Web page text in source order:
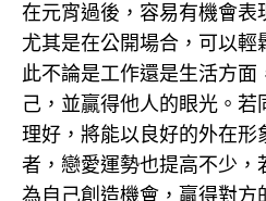
在元宵過後，容易有機會表
尤其是在公開場合，可以輕
此不論是工作還是生活方面
己，並贏得他人的眼光。
理好，將能以良好的外在形
者，戀愛運勢也提高不少，
為自己創造機會，贏得對方